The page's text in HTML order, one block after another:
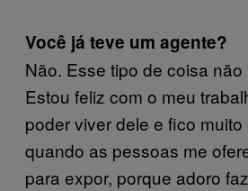
Você já teve um agente?
Não. Esse tipo de coisa
Estou feliz com o meu
poder viver dele e fico
quando as pessoas me
para expor, porque adoro